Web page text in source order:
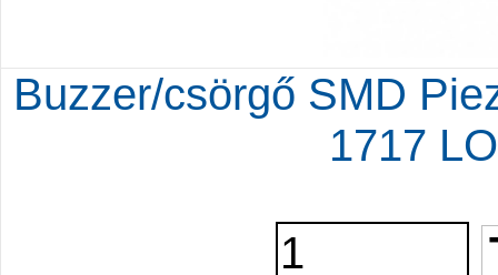
Buzzer/csörgő SMD
1717